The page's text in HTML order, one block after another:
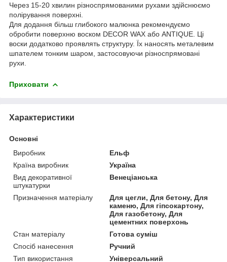
Через 15-20 хвилин різноспрямованими рухами здійснюємо
полірування поверхні.
Для додання більш глибокого малюнка рекомендуємо
обробити поверхню воском DECOR WAX або ANTIQUE. Ці
воски додатково проявлять структуру. Їх наносять металевим
шпателем тонким шаром, застосовуючи різноспрямовані
рухи.
Приховати
Характеристики
Основні
Виробник
Ельф
Країна виробник
Україна
Вид декоративної
штукатурки
Венеціанська
Призначення матеріалу
Для цегли, Для бетону, Для
каменю, Для гіпсокартону,
Для газобетону, Для
цементних поверхонь
Стан матеріалу
Готова суміш
Спосіб нанесення
Ручний
Тип використання
Універсальний